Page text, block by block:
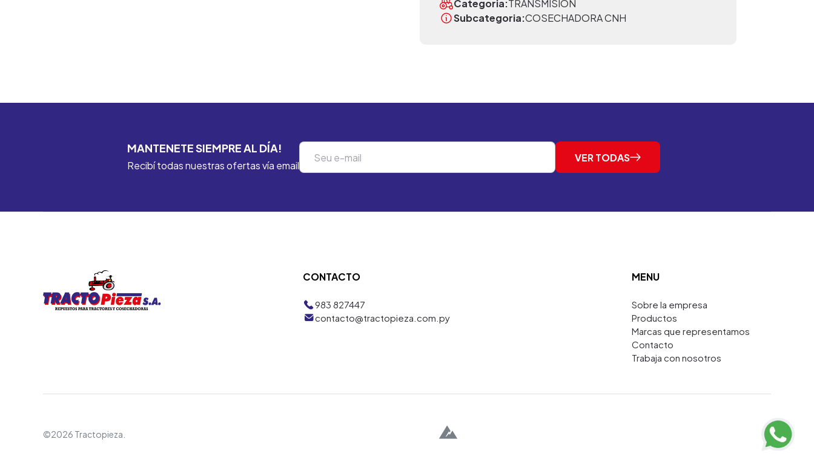
Categoria:TRANSMISION
Subcategoria:COSECHADORA CNH
MANTENETE SIEMPRE AL DÍA!
Recibí todas nuestras ofertas vía email
VER TODAS
CONTACTO
983 827447
contacto@tractopieza.com.py
MENU
Sobre la empresa
Productos
Marcas que representamos
Contacto
Trabaja con nosotros
©2026 Tractopieza.